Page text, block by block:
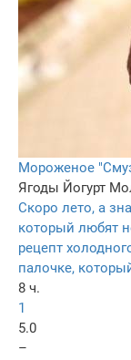
Мороженое
Ягоды Йогурт
Скоро лето, а
который любят
рецепт
палочке,
8 ч.
1
5.0
–